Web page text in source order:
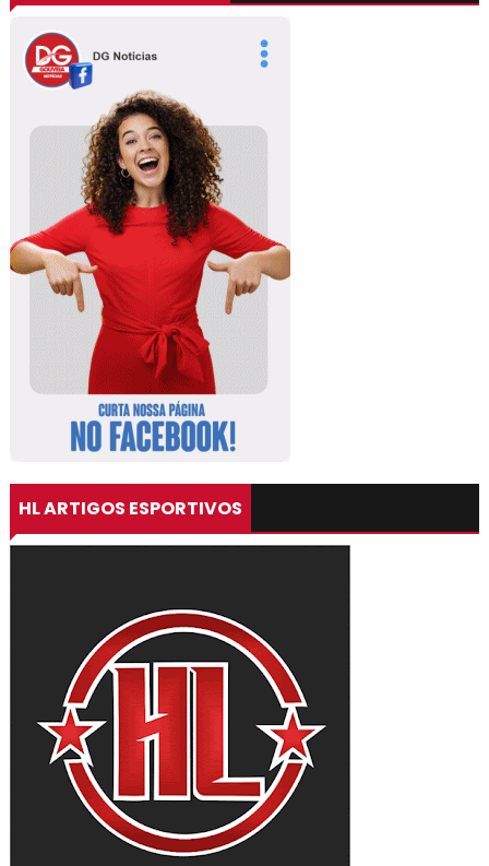
HL ARTIGOS ESPORTIVOS